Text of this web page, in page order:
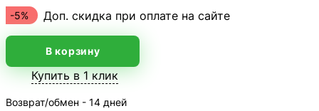
-5% Доп. скидка при оплате на сайте
В корзину
Купить в 1 клик
Возврат/обмен - 14 дней